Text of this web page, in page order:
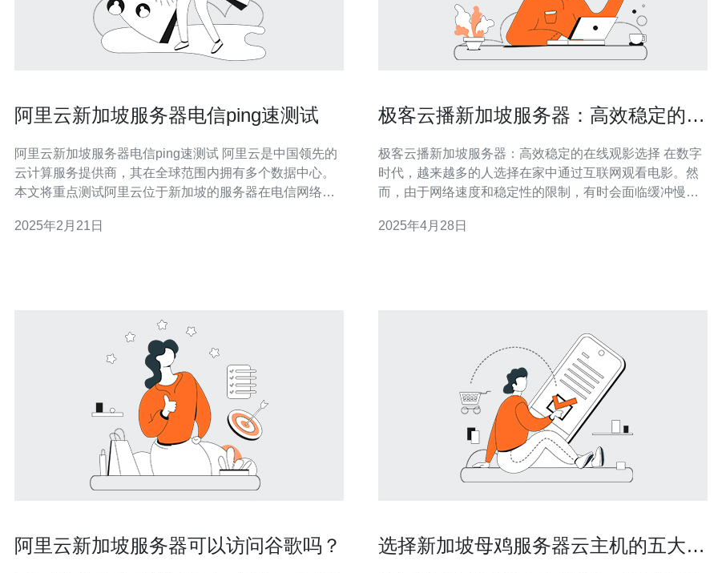
阿里云新加坡服务器电信ping速测试
阿里云新加坡服务器电信ping速测试 阿里云是中国领先的
云计算服务提供商，其在全球范围内拥有多个数据中心。
本文将重点测试阿里云位于新加坡的服务器在电信网络下
网络下的一台电脑对阿里云新加坡服务器进行了ping速度
2025年2月21日
极客云播新加坡服务器：高效稳定的在
极客云播新加坡服务器：高效稳定的在线观影选择 在数字
时代，越来越多的人选择在家中通过互联网观看电影。然
而，由于网络速度和稳定性的限制，有时会面临缓冲慢、
而生。 极客云播新加坡服务器是一种在线观影服务，通过
2025年4月28日
阿里云新加坡服务器可以访问谷歌吗？
选择新加坡母鸡服务器云主机的五大理